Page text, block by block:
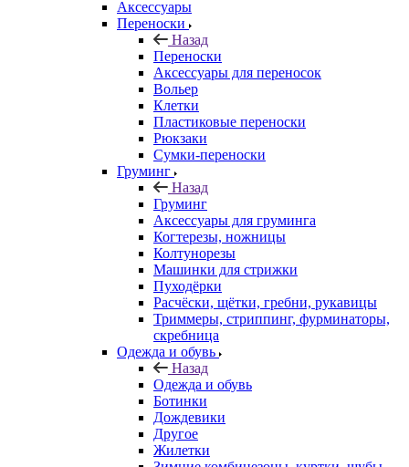
Аксессуары
Переноски
Назад
Переноски
Аксессуары для переносок
Вольер
Клетки
Пластиковые переноски
Рюкзаки
Сумки-переноски
Груминг
Назад
Груминг
Аксессуары для груминга
Когтерезы, ножницы
Колтунорезы
Машинки для стрижки
Пуходёрки
Расчёски, щётки, гребни, рукавицы
Триммеры, стриппинг, фурминаторы,
скребница
Одежда и обувь
Назад
Одежда и обувь
Ботинки
Дождевики
Другое
Жилетки